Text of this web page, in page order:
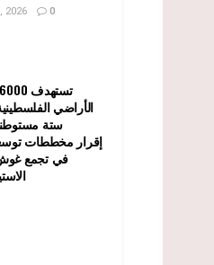
2026 0
الأراضي
ستة
إقرار مخططات
في تجمع